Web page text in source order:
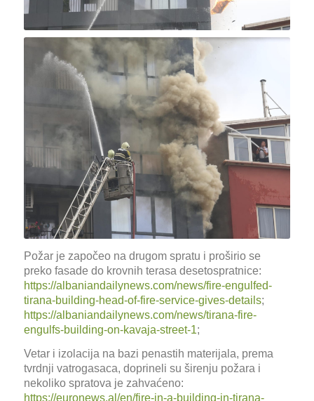
Požar je započeo na drugom spratu i proširio se
preko fasade do krovnih terasa desetospratnice:
https://albaniandailynews.com/news/fire-engulfed-
tirana-building-head-of-fire-service-gives-details;
https://albaniandailynews.com/news/tirana-fire-
engulfs-building-on-kavaja-street-1;
Vetar i izolacija na bazi penastih materijala, prema
tvrdnji vatrogasaca, doprineli su širenju požara i
nekoliko spratova je zahvaćeno:
https://euronews.al/en/fire-in-a-building-in-tirana-